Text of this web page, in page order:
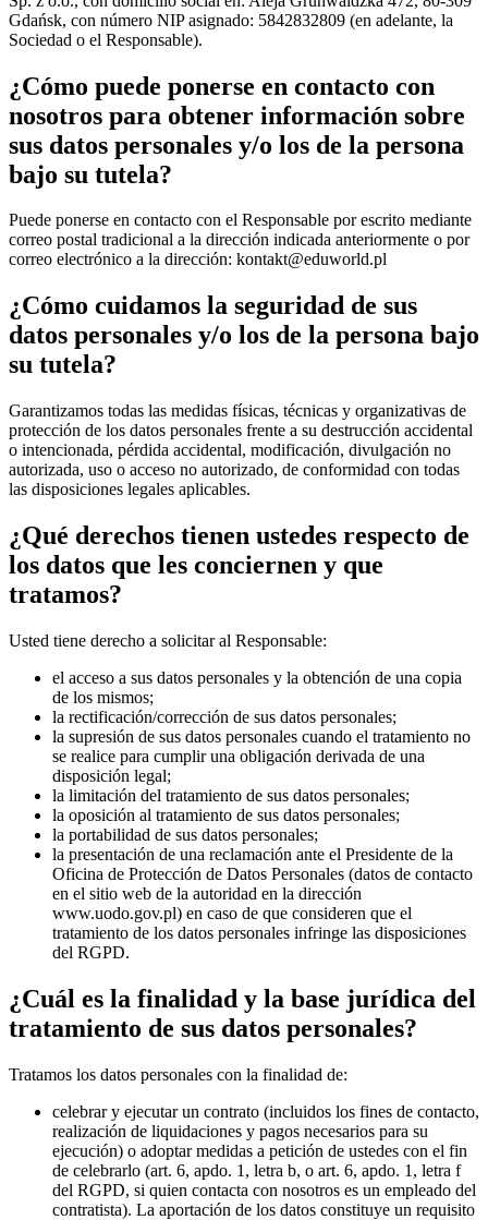
Gdańsk, con número NIP asignado: 5842832809 (en adelante, la
Sociedad o el Responsable).
¿Cómo puede ponerse en contacto con
nosotros para obtener información sobre
sus datos personales y/o los de la persona
bajo su tutela?
Puede ponerse en contacto con el Responsable por escrito mediante
correo postal tradicional a la dirección indicada anteriormente o por
correo electrónico a la dirección: kontakt@eduworld.pl
¿Cómo cuidamos la seguridad de sus
datos personales y/o los de la persona bajo
su tutela?
Garantizamos todas las medidas físicas, técnicas y organizativas de
protección de los datos personales frente a su destrucción accidental
o intencionada, pérdida accidental, modificación, divulgación no
autorizada, uso o acceso no autorizado, de conformidad con todas
las disposiciones legales aplicables.
¿Qué derechos tienen ustedes respecto de
los datos que les conciernen y que
tratamos?
Usted tiene derecho a solicitar al Responsable:
el acceso a sus datos personales y la obtención de una copia
de los mismos;
la rectificación/corrección de sus datos personales;
la supresión de sus datos personales cuando el tratamiento no
se realice para cumplir una obligación derivada de una
disposición legal;
la limitación del tratamiento de sus datos personales;
la oposición al tratamiento de sus datos personales;
la portabilidad de sus datos personales;
la presentación de una reclamación ante el Presidente de la
Oficina de Protección de Datos Personales (datos de contacto
en el sitio web de la autoridad en la dirección
www.uodo.gov.pl) en caso de que consideren que el
tratamiento de los datos personales infringe las disposiciones
del RGPD.
¿Cuál es la finalidad y la base jurídica del
tratamiento de sus datos personales?
Tratamos los datos personales con la finalidad de:
celebrar y ejecutar un contrato (incluidos los fines de contacto,
realización de liquidaciones y pagos necesarios para su
ejecución) o adoptar medidas a petición de ustedes con el fin
de celebrarlo (art. 6, apdo. 1, letra b, o art. 6, apdo. 1, letra f
del RGPD, si quien contacta con nosotros es un empleado del
contratista). La aportación de los datos constituye un requisito